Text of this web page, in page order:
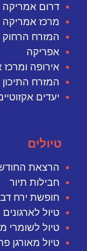
דרום אמריקה
מרכז אמריקה
המזרח הרחוק
אפריקה
אירופה ומרכז
המזרח התיכון
יעדים
טיולים
הרצאת
חבילות תיור
חופשת ירח
טיול
טיול לשומרי
טיול מאורגן